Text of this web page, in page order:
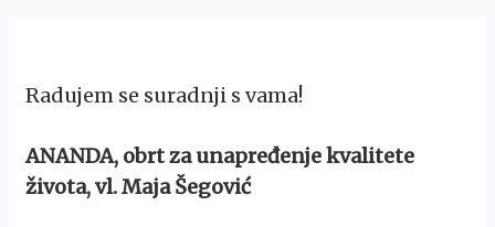
Radujem se suradnji s vama!
ANANDA, obrt za unapređenje kvalitete
života, vl. Maja Šegović